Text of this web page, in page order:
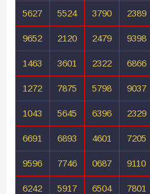
5627 5524 3790 2389
9652 2120 2479 9398
1463 3601 2322 6866
1272 7875 5798 9037
1043 5645 6396 2329
6691 6893 4601 7205
9596 7746 0687 9110
6242 5917 6504 7801